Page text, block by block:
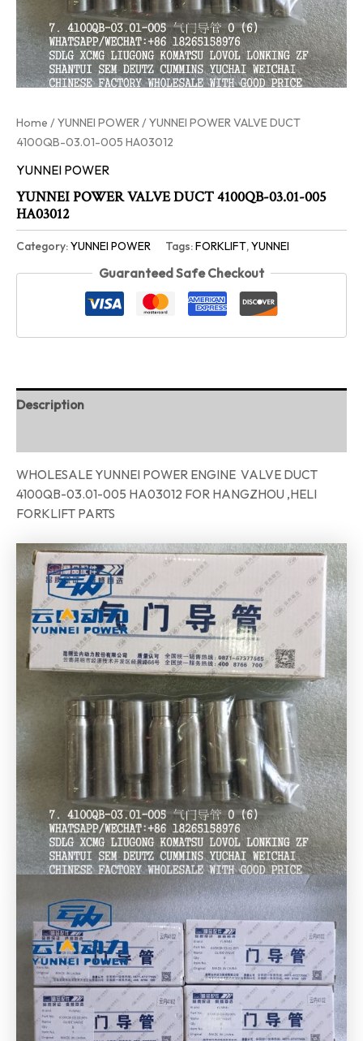
Home /YUNNEI POWER/ YUNNEI POWER VALVE DUCT
4100QB-03.01-005 HA03012
YUNNEI POWER
YUNNEI POWER VALVE DUCT 4100QB-03.01-005
HA03012
Category:YUNNEI POWER Tags:FORKLIFT,YUNNEI
Guaranteed Safe Checkout
Description
WHOLESALE YUNNEI POWER ENGINE VALVE DUCT
4100QB-03.01-005 HA03012 FOR HANGZHOU ,HELI
FORKLIFT PARTS